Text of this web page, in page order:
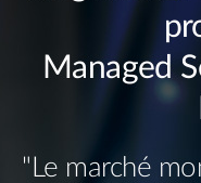
Software DNC-5000
Software DNC-100
Managed
"Le marché